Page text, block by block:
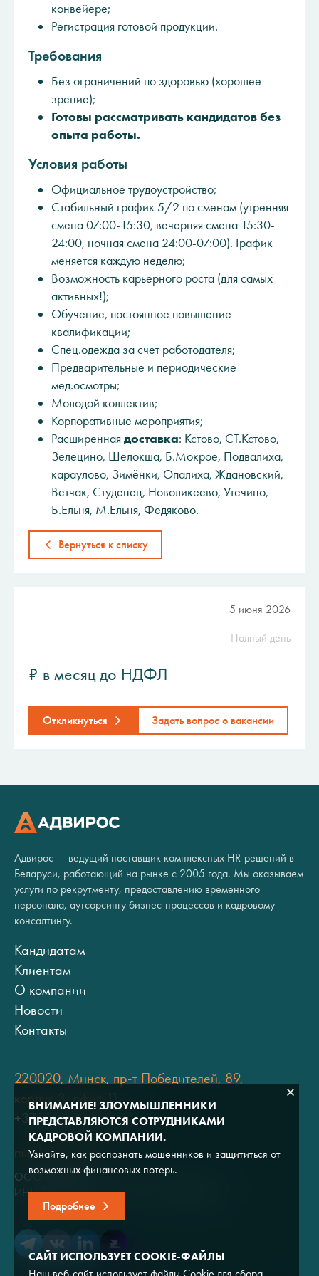
конвейере;
Регистрация готовой продукции.
Требования
Без ограничений по здоровью (хорошее
зрение);
Готовы рассматривать кандидатов без
опыта работы.
Условия работы
Официальное трудоустройство;
Стабильный график 5/2 по сменам (утренняя
смена 07:00-15:30, вечерняя смена 15:30-
24:00, ночная смена 24:00-07:00). График
меняется каждую неделю;
Возможность карьерного роста (для самых
активных!);
Обучение, постоянное повышение
квалификации;
Спец.одежда за счет работодателя;
Предварительные и периодические
мед.осмотры;
Молодой коллектив;
Корпоративные мероприятия;
Расширеннаядоставка: Кстово, СТ.Кстово,
Зелецино, Шелокша, Б.Мокрое, Подвалиха,
караулово, Зимёнки, Опалиха, Ждановский,
Ветчак, Студенец, Новоликеево, Утечино,
Б.Ельня, М.Ельня, Федяково.
Вернуться к списку
5 июня 2026
Полный день
₽ в месяц до НДФЛ
Откликнуться Задать вопрос о вакансии
Адвирос — ведущий поставщик комплексных HR-решений в
Беларуси, работающий на рынке с 2005 года. Мы оказываем
услуги по рекрутменту, предоставлению временного
персонала, аутсорсингу бизнес-процессов и кадровому
консалтингу.
Кандидатам
Клиентам
О компании
Новости
Контакты
220020, Минск, пр-т Победителей, 89,
корпус 3, офис 11
+375 (17) 334 80 07
minsk@adviros.by
ООО "Адвирос"
ИНН 7714572528 / ОГРН 1047796766380
ВНИМАНИЕ! ЗЛОУМЫШЛЕННИКИ
ПРЕДСТАВЛЯЮТСЯ СОТРУДНИКАМИ
КАДРОВОЙ КОМПАНИИ.
Узнайте, как распознать мошенников и защититься от
возможных финансовых потерь.
Подробнее
САЙТ ИСПОЛЬЗУЕТ COOKIE-ФАЙЛЫ